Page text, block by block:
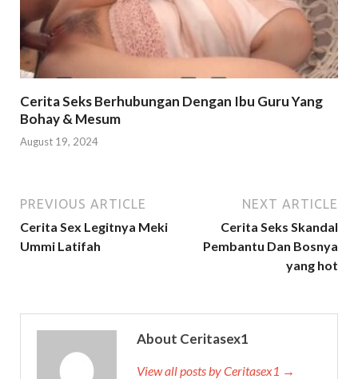
Cerita Seks Berhubungan Dengan Ibu Guru Yang
Bohay & Mesum
August 19, 2024
PREVIOUS ARTICLE
Cerita Sex Legitnya Meki
Ummi Latifah
NEXT ARTICLE
Cerita Seks Skandal
Pembantu Dan Bosnya
yang hot
About Ceritasex1
View all posts by Ceritasex1 →